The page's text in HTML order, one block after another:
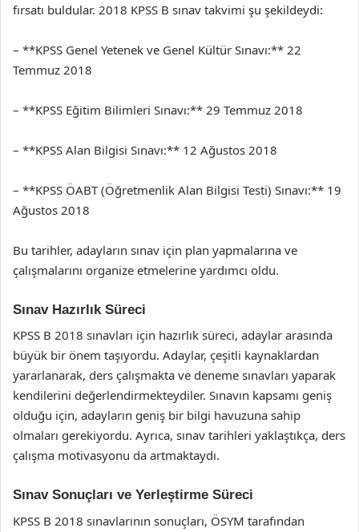
fırsatı buldular. 2018 KPSS B sınav takvimi şu şekildeydi:
– **KPSS Genel Yetenek ve Genel Kültür Sınavı:** 22
Temmuz 2018
– **KPSS Eğitim Bilimleri Sınavı:** 29 Temmuz 2018
– **KPSS Alan Bilgisi Sınavı:** 12 Ağustos 2018
– **KPSS ÖABT (Öğretmenlik Alan Bilgisi Testi) Sınavı:** 19
Ağustos 2018
Bu tarihler, adayların sınav için plan yapmalarına ve
çalışmalarını organize etmelerine yardımcı oldu.
Sınav Hazırlık Süreci
KPSS B 2018 sınavları için hazırlık süreci, adaylar arasında
büyük bir önem taşıyordu. Adaylar, çeşitli kaynaklardan
yararlanarak, ders çalışmakta ve deneme sınavları yaparak
kendilerini değerlendirmekteydiler. Sınavın kapsamı geniş
olduğu için, adayların geniş bir bilgi havuzuna sahip
olmaları gerekiyordu. Ayrıca, sınav tarihleri yaklaştıkça, ders
çalışma motivasyonu da artmaktaydı.
Sınav Sonuçları ve Yerleştirme Süreci
KPSS B 2018 sınavlarının sonuçları, ÖSYM tarafından